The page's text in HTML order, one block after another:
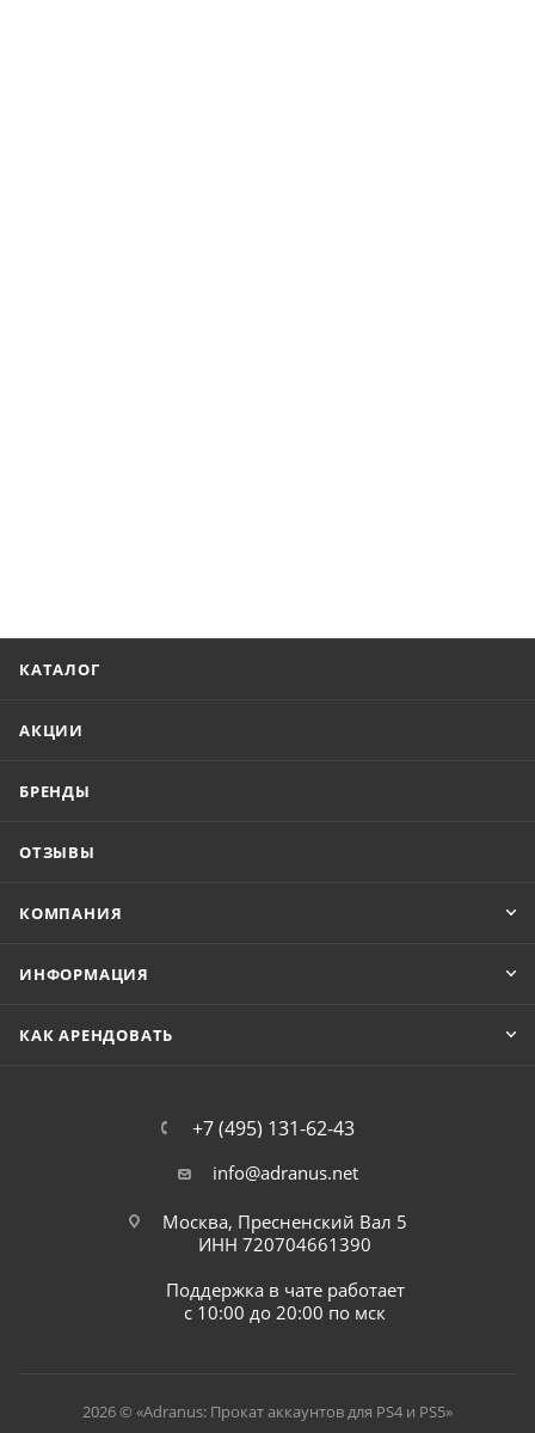
КАТАЛОГ
АКЦИИ
БРЕНДЫ
ОТЗЫВЫ
КОМПАНИЯ
ИНФОРМАЦИЯ
КАК АРЕНДОВАТЬ
+7 (495) 131-62-43
info@adranus.net
Москва, Пресненский Вал 5
ИНН 720704661390
Поддержка в чате работает
с 10:00 до 20:00 по мск
2026 © «Adranus: Прокат аккаунтов для PS4 и PS5»